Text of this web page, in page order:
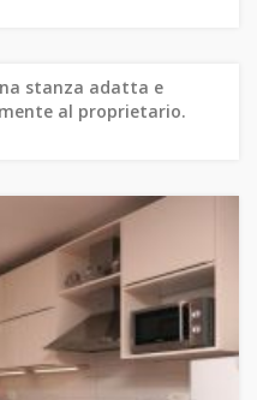
stanza adatta e
al proprietario.